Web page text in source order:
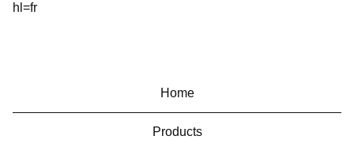
hl=fr
Home
Products